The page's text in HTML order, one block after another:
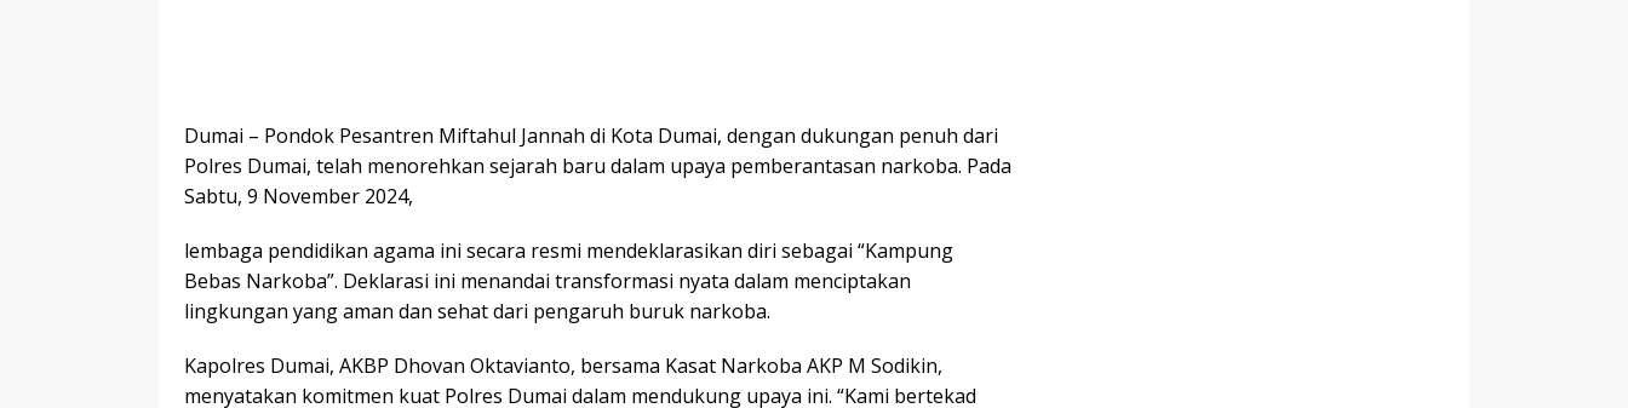
Dumai – Pondok Pesantren Miftahul Jannah di Kota Dumai, dengan dukungan penuh dari
Polres Dumai, telah menorehkan sejarah baru dalam upaya pemberantasan narkoba. Pada
Sabtu, 9 November 2024,
lembaga pendidikan agama ini secara resmi mendeklarasikan diri sebagai “Kampung
Bebas Narkoba”. Deklarasi ini menandai transformasi nyata dalam menciptakan
lingkungan yang aman dan sehat dari pengaruh buruk narkoba.
Kapolres Dumai, AKBP Dhovan Oktavianto, bersama Kasat Narkoba AKP M Sodikin,
menyatakan komitmen kuat Polres Dumai dalam mendukung upaya ini. “Kami bertekad